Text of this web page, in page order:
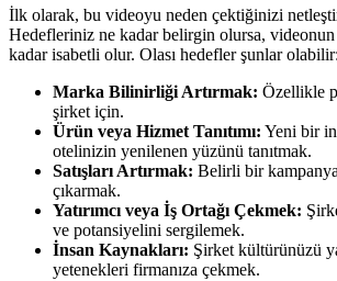
İlk olarak, bu videoyu neden çektiğinizi
Hedefleriniz ne kadar belirgin olursa,
kadar isabetli olur. Olası hedefler şunlar olabilir:
Marka Bilinirliği Artırmak: Özellikle
şirket için.
Ürün veya Hizmet Tanıtımı: Yeni bir
otelinizin yenilenen yüzünü tanıtmak.
Satışları Artırmak: Belirli bir
çıkarmak.
Yatırımcı veya İş Ortağı Çekmek:
ve potansiyelini sergilemek.
İnsan Kaynakları: Şirket kültürünüzü
yetenekleri firmanıza çekmek.